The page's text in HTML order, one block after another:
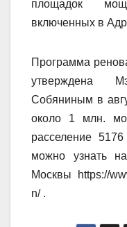
площадок
включенных в
Программа
утверждена
Собяниным в
около 1 млн.
расселение
можно узнать
Москвы
https://
n/.